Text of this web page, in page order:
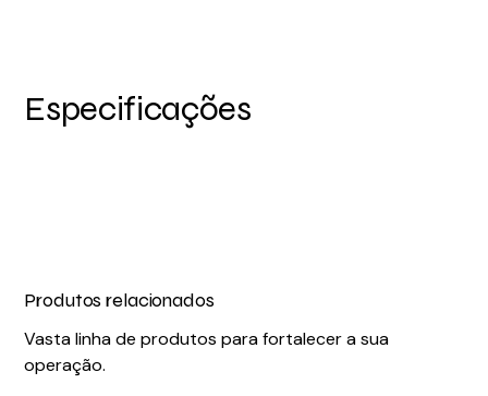
Especificações
Produtos relacionados
Vasta linha de produtos para fortalecer a sua
operação.